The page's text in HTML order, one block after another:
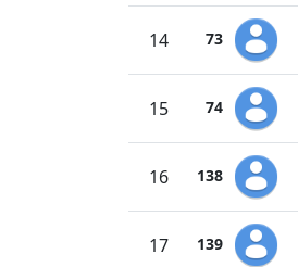
14 73
15 74
16 138
17 139